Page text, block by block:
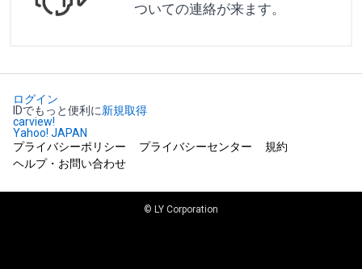
ついての連絡が来ます。
ログイン
IDでもっと便利に新規取得
carview!
Yahoo! JAPAN
プライバシーポリシー
プライバシーセンター
規約
ヘルプ・お問い合わせ
© LY Corporation